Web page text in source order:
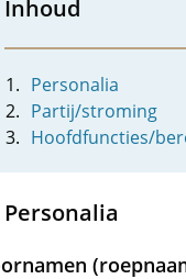
Inhoud
Personalia
Partij/stroming
Hoofdfuncties/
Personalia